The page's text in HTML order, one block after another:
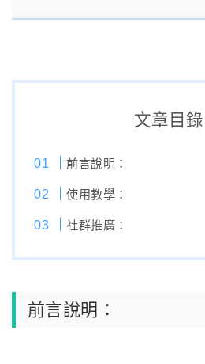
文章目錄
前言說明：
使用教學：
社群推廣：
前言說明：